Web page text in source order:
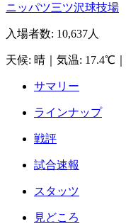
ニッパツ三ツ沢球技場
入場者数: 10,637人
天候: 晴 気温: 17.4℃
サマリー
ラインナップ
戦評
試合速報
スタッツ
見どころ